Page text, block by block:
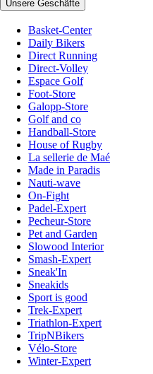
Unsere Geschäfte
Basket-Center
Daily Bikers
Direct Running
Direct-Volley
Espace Golf
Foot-Store
Galopp-Store
Golf and co
Handball-Store
House of Rugby
La sellerie de Maé
Made in Paradis
Nauti-wave
On-Fight
Padel-Expert
Pecheur-Store
Pet and Garden
Slowood Interior
Smash-Expert
Sneak'In
Sneakids
Sport is good
Trek-Expert
Triathlon-Expert
TripNBikers
Vélo-Store
Winter-Expert